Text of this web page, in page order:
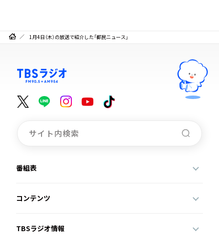
1月4日（木）の放送で紹介した「都民ニュース」
番組表
コンテンツ
TBSラジオ情報